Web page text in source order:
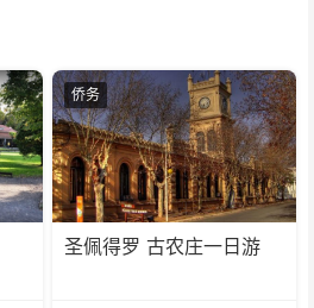
侨务
圣佩得罗 古农庄一日游